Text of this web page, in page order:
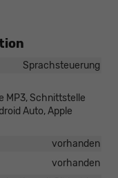
Sprachsteuerung
MP3, Schnittstelle
Auto, Apple
vorhanden
vorhanden